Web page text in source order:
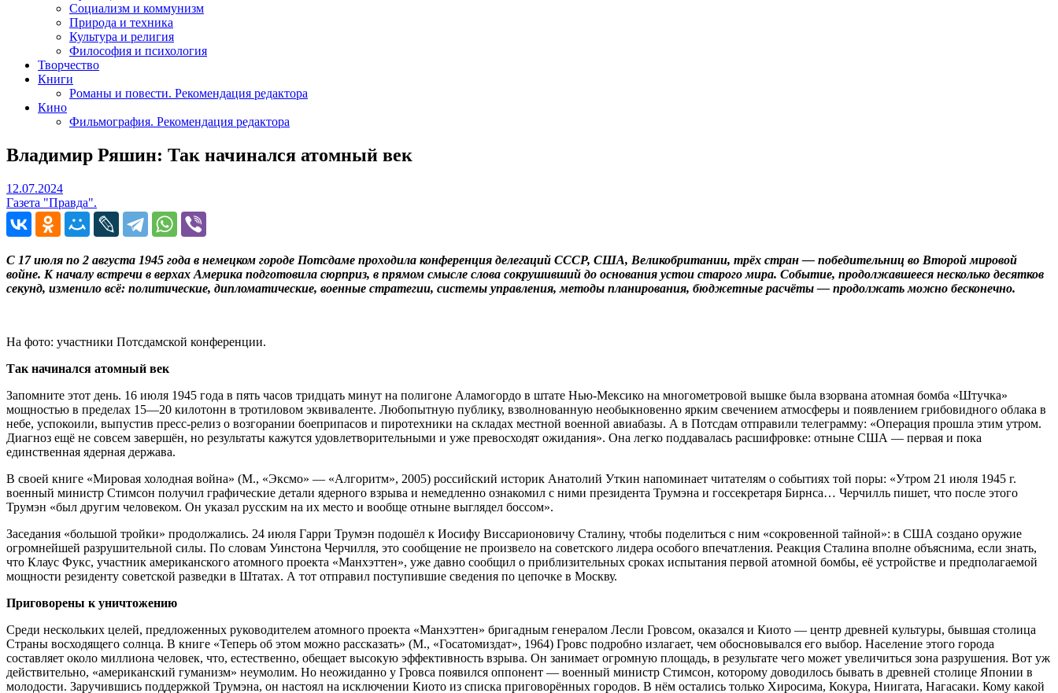
Социализм и коммунизм
Природа и техника
Культура и религия
Философия и психология
Творчество
Книги
Романы и повести. Рекомендация редактора
Кино
Фильмография. Рекомендация редактора
Владимир Ряшин: Так начинался атомный век
12.07.202412.07.2024
Газета "Правда".
С 17 июля по 2 августа 1945 года в немецком городе Потсдаме проходила конференция делегаций СССР, США, Великобритании, трёх стран — победительниц во Второй мировой
войне. К началу встречи в верхах Америка подготовила сюрприз, в прямом смысле слова сокрушивший до основания устои старого мира. Событие, продолжавшееся несколько десятков
секунд, изменило всё: политические, дипломатические, военные стратегии, системы управления, методы планирования, бюджетные расчёты — продолжать можно бесконечно.
На фото: участники Потсдамской конференции.
Так начинался атомный век
Запомните этот день. 16 июля 1945 года в пять часов тридцать минут на полигоне Аламогордо в штате Нью-Мексико на многометровой вышке была взорвана атомная бомба «Штучка»
мощностью в пределах 15—20 килотонн в тротиловом эквиваленте. Любопытную публику, взволнованную необыкновенно ярким свечением атмосферы и появлением грибовидного облака в
небе, успокоили, выпустив пресс-релиз о возгорании боеприпасов и пиротехники на складах местной военной авиабазы. А в Потсдам отправили телеграмму: «Операция прошла этим утром.
Диагноз ещё не совсем завершён, но результаты кажутся удовлетворительными и уже превосходят ожидания». Она легко поддавалась расшифровке: отныне США — первая и пока
единственная ядерная держава.
В своей книге «Мировая холодная война» (М., «Эксмо» — «Алгоритм», 2005) российский историк Анатолий Уткин напоминает читателям о событиях той поры: «Утром 21 июля 1945 г.
военный министр Стимсон получил графические детали ядерного взрыва и немедленно ознакомил с ними президента Трумэна и госсекретаря Бирнса… Черчилль пишет, что после этого
Трумэн «был другим человеком. Он указал русским на их место и вообще отныне выглядел боссом».
Заседания «большой тройки» продолжались. 24 июля Гарри Трумэн подошёл к Иосифу Виссарионовичу Сталину, чтобы поделиться с ним «сокровенной тайной»: в США создано оружие
огромнейшей разрушительной силы. По словам Уинстона Черчилля, это сообщение не произвело на советского лидера особого впечатления. Реакция Сталина вполне объяснима, если знать,
что Клаус Фукс, участник американского атомного проекта «Манхэттен», уже давно сообщил о приблизительных сроках испытания первой атомной бомбы, её устройстве и предполагаемой
мощности резиденту советской разведки в Штатах. А тот отправил поступившие сведения по цепочке в Москву.
Приговорены к уничтожению
Среди нескольких целей, предложенных руководителем атомного проекта «Манхэттен» бригадным генералом Лесли Гровсом, оказался и Киото — центр древней культуры, бывшая столица
Страны восходящего солнца. В книге «Теперь об этом можно рассказать» (М., «Госатомиздат», 1964) Гровс подробно излагает, чем обосновывался его выбор. Население этого города
составляет около миллиона человек, что, естественно, обещает высокую эффективность взрыва. Он занимает огромную площадь, в результате чего может увеличиться зона разрушения. Вот уж
действительно, «американский гуманизм» неумолим. Но неожиданно у Гровса появился оппонент — военный министр Стимсон, которому доводилось бывать в древней столице Японии в
молодости. Заручившись поддержкой Трумэна, он настоял на исключении Киото из списка приговорённых городов. В нём остались только Хиросима, Кокура, Ниигата, Нагасаки. Кому какой